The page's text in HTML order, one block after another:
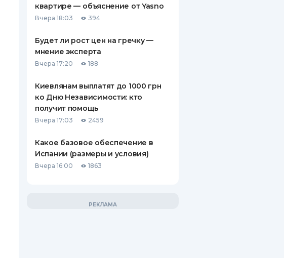
квартире — объяснение от Yasno
Вчера 18:03 394
Будет ли рост цен на гречку —
мнение эксперта
Вчера 17:20 188
Киевлянам выплатят до 1000 грн
ко Дню Независимости: кто
получит помощь
Вчера 17:03 2459
Какое базовое обеспечение в
Испании (размеры и условия)
Вчера 16:00 1863